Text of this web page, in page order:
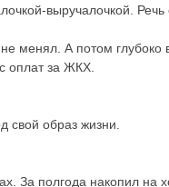
выручалочкой. Речь
А потом глубоко
оплат за ЖКХ.
свой образ жизни.
За полгода накопил